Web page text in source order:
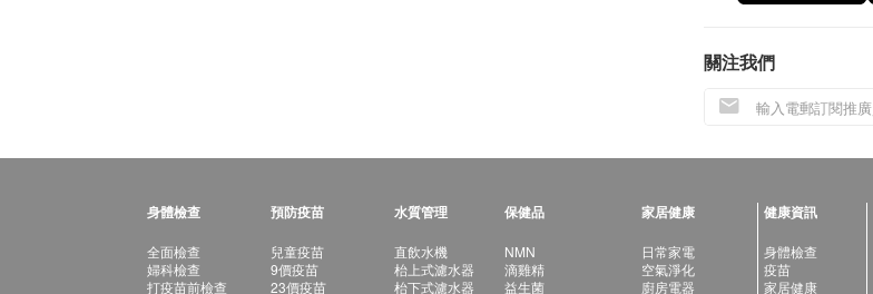
關注我們
身體檢查
全面檢查
婦科檢查
打疫苗前檢查
預防疫苗
兒童疫苗
9價疫苗
23價疫苗
水質管理
直飲水機
枱上式濾水器
枱下式濾水器
保健品
NMN
滴雞精
益生菌
家居健康
日常家電
空氣淨化
廚房電器
健康資訊
身體檢查
疫苗
家居健康